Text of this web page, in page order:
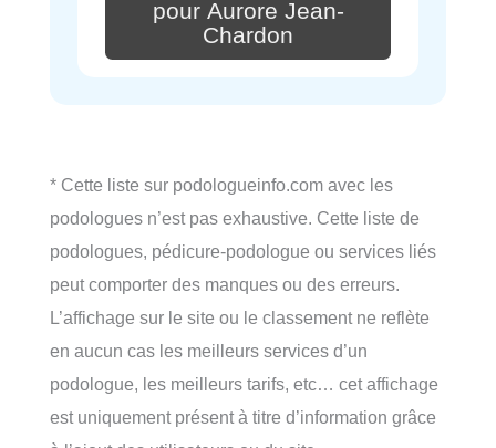
pour Aurore Jean-
Chardon
* Cette liste sur podologueinfo.com avec les
podologues n’est pas exhaustive. Cette liste de
podologues, pédicure-podologue ou services liés
peut comporter des manques ou des erreurs.
L’affichage sur le site ou le classement ne reflète
en aucun cas les meilleurs services d’un
podologue, les meilleurs tarifs, etc… cet affichage
est uniquement présent à titre d’information grâce